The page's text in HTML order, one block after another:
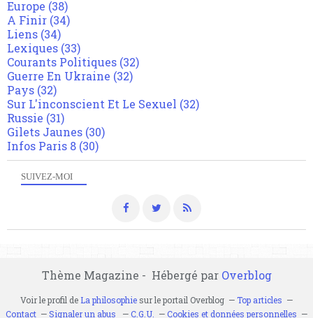
SUIVEZ-MOI
Europe (38)
A Finir (34)
Liens (34)
Lexiques (33)
Courants Politiques (32)
Guerre En Ukraine (32)
Pays (32)
Sur L'inconscient Et Le Sexuel (32)
Russie (31)
Gilets Jaunes (30)
Infos Paris 8 (30)
Thème Magazine - Hébergé par Overblog
Voir le profil de La philosophiesur le portail Overblog
Top articles
Contact
Signaler un abus C.G.U. Cookies et données personnelles